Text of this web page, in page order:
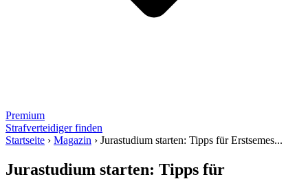
Premium
Strafverteidiger finden
Startseite › Magazin › Jurastudium starten: Tipps für Erstsemes...
Jurastudium starten: Tipps für